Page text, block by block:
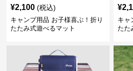
¥2,100 (税込)
キャンプ用品 お子様喜ぶ！折り
たたみ式遊べるマット
¥
キャ
たた